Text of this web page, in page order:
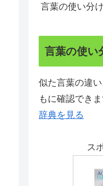
言葉の使い分け
言葉の使い
似た言葉の違
もに確認できま
辞典を見る
ス